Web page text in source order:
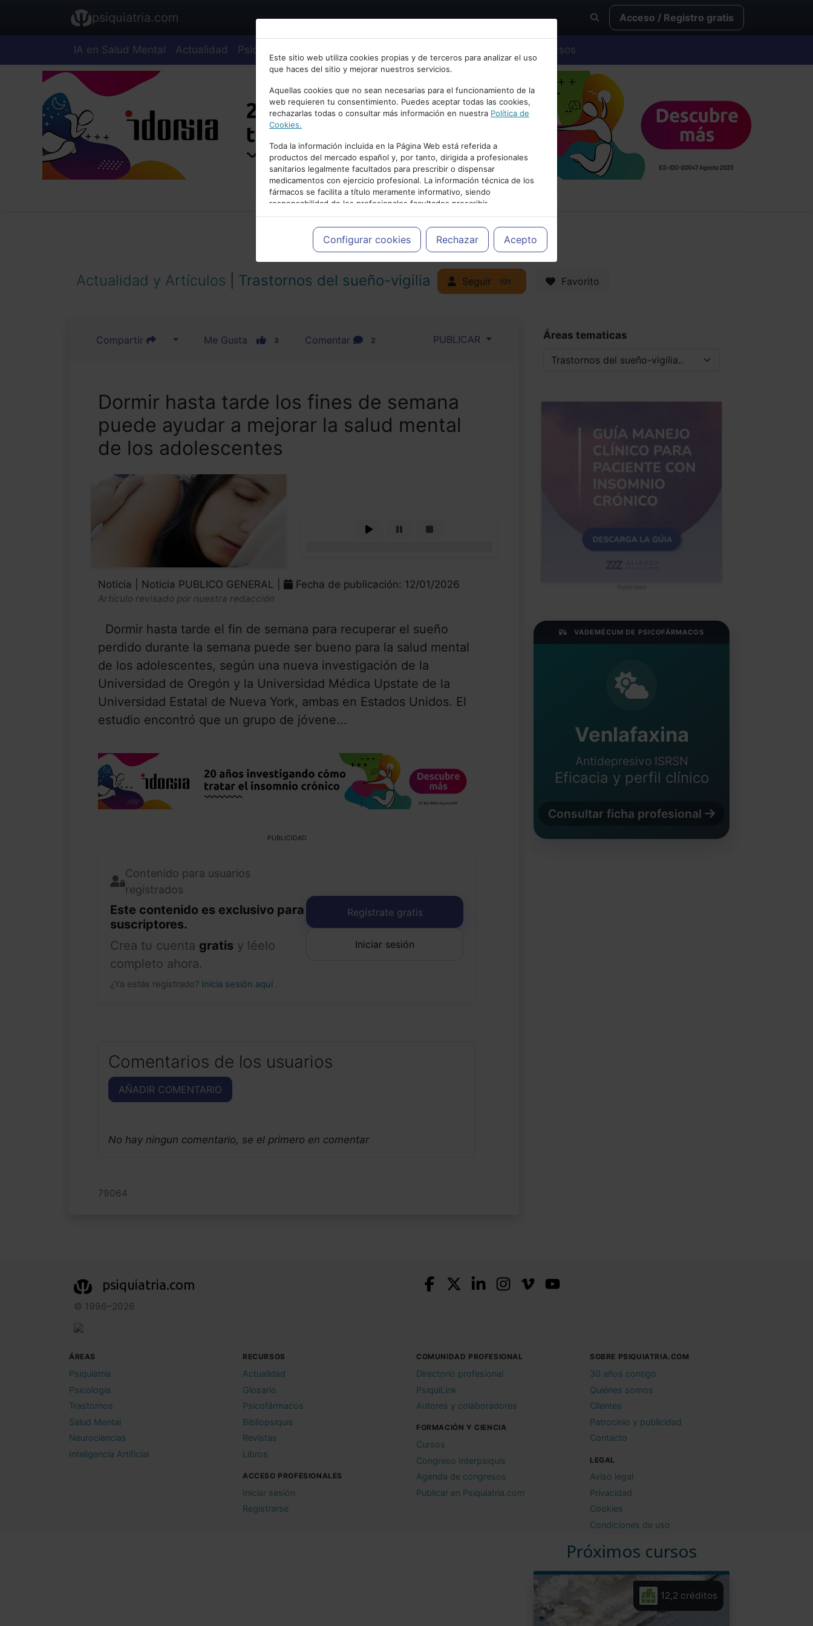
Bienvenid@ a psiquiatria.com
Escribe tu Email
Accede o regístrate con tu email.
Cancelar
psiquiatria.com Acceso / Registro gratis
IA en Salud Mental Actualidad Psiquiatría Cursos
Este sitio web utiliza cookies propias y de terceros para analizar el uso
que haces del sitio y mejorar nuestros servicios.
Aquellas cookies que no sean necesarias para el funcionamiento de la
web requieren tu consentimiento. Puedes aceptar todas las cookies,
rechazarlas todas o consultar más información en nuestra Política de
Cookies.
Toda la información incluida en la Página Web está referida a
productos del mercado español y, por tanto, dirigida a profesionales
sanitarios legalmente facultados para prescribir o dispensar
medicamentos con ejercicio profesional. La información técnica de los
fármacos se facilita a título meramente informativo, siendo
responsabilidad de los profesionales facultados prescribir
medicamentos y decidir, en cada caso concreto, el tratamiento más
adecuado a las necesidades del paciente.
Configurar cookies Rechazar Acepto
PUBLICIDAD
Actualidad y Artículos Trastornos del sueño-vigilia Seguir 101 Favorito
Compartir Me Gusta 3 Comentar 2 PUBLICAR
Dormir hasta tarde los fines de semana
puede ayudar a mejorar la salud mental
de los adolescentes
Noticia | Noticia PUBLICO GENERAL | Fecha de publicación: 12/01/2026
Artículo revisado por nuestra redacción
Dormir hasta tarde el fin de semana para recuperar el sueño
perdido durante la semana puede ser bueno para la salud mental
de los adolescentes, según una nueva investigación de la
Universidad de Oregón y la Universidad Médica Upstate de la
Universidad Estatal de Nueva York, ambas en Estados Unidos. El
estudio encontró que un grupo de jóvene...
PUBLICIDAD
Contenido para usuarios
registrados
Este contenido es exclusivo para
suscriptores.
Crea tu cuenta gratis y léelo
completo ahora.
¿Ya estás registrado? Inicia sesión aquí .
Regístrate gratis
Iniciar sesión
Comentarios de los usuarios
AÑADIR COMENTARIO
No hay ningun comentario, se el primero en comentar
79064
Áreas tematicas
Publicidad
VADEMÉCUM DE PSICOFÁRMACOS
Venlafaxina
Antidepresivo ISRSN
Eficacia y perfil clínico
Consultar ficha profesional
Próximos cursos
12,2 créditos
psiquiatria.com
© 1996–2026
ÁREAS
Psiquiatría
Psicología
Trastornos
Salud Mental
Neurociencias
Inteligencia Artificial
RECURSOS
Actualidad
Glosario
Psicofármacos
Bibliopsiquis
Revistas
Libros
ACCESO PROFESIONALES
Iniciar sesión
Registrarse
COMUNIDAD PROFESIONAL
Directorio profesional
PsiquiLink
Autores y colaboradores
FORMACIÓN Y CIENCIA
Cursos
Congreso Interpsiquis
Agenda de congresos
Publicar en Psiquiatria.com
SOBRE PSIQUIATRIA.COM
30 años contigo
Quiénes somos
Clientes
Patrocinio y publicidad
Contacto
LEGAL
Aviso legal
Privacidad
Cookies
Condiciones de uso